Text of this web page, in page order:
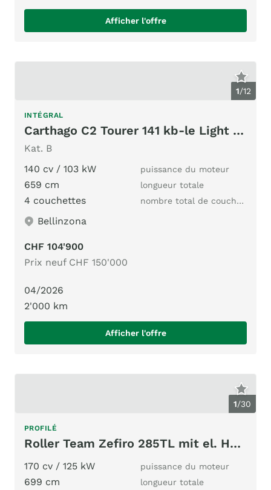
Afficher l'offre
1/12
INTÉGRAL
Carthago C2 Tourer 141 kb-le Light 3.5 ton.
Kat. B
140 cv / 103 kW
puissance du moteur
659 cm longueur totale
4 couchettes nombre total de couchages
Bellinzona
CHF 104'900
Prix neuf CHF 150'000
04/2026
2'000 km
Afficher l'offre
1/30
PROFILÉ
Roller Team Zefiro 285TL mit el. Hubbett + Extras!
170 cv / 125 kW puissance du moteur
699 cm longueur totale